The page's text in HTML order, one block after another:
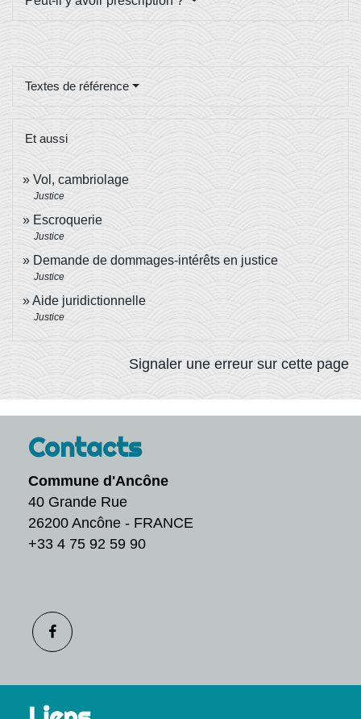
Textes de référence
Et aussi
Vol, cambriolage
Justice
Escroquerie
Justice
Demande de dommages-intérêts en justice
Justice
Aide juridictionnelle
Justice
Signaler une erreur sur cette page
Contacts
Commune d'Ancône
40 Grande Rue
26200 Ancône - FRANCE
+33 4 75 92 59 90